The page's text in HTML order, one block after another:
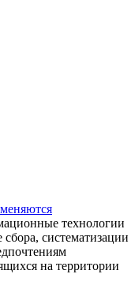
технологии
систематизации
на территории